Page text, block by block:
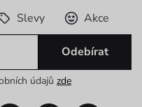
Slevy Akce
Odebírat
údajů zde